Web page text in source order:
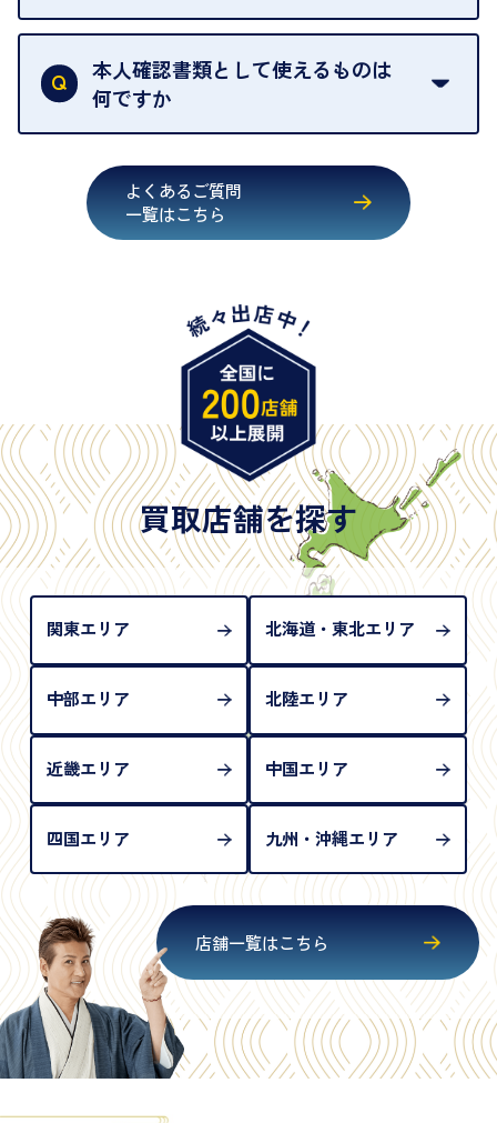
買取店は古物営業法により、お客様のご本人確認を
行うことが義務付けられています。安心してお取引
いただくためにも、ご協力をお願いいたします。
本人確認書類として使えるものは
何ですか
・健康保険証確認書
・マイナンバーカード
・在留カード
・旧パスポート
※原則として「公的機関が発行し、氏名、住所、生
年月日が記載されているもの
※日本国政府発行のもの
※2020年2月4日以降に申請された新型パスポートに
は「所持人記入欄（住所記載欄）」が存在しないた
め、単体では古物営業法上の本人確認書類として認
められない（住所確認ができないため）。補助書類
が必要となります
よくあるご質問
一覧はこちら
買取店舗を探す
関東エリア 北海道・東北エリア
中部エリア 北陸エリア
近畿エリア 中国エリア
四国エリア 九州・沖縄エリア
店舗一覧はこちら